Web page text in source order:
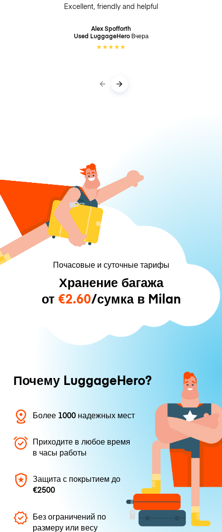
Excellent, friendly and helpful
Alex Spofforth
Used LuggageHero Вчера
★★★★★
Почасовые и суточные тарифы
Хранение багажа
от €2.60/сумка в Milan
Почему LuggageHero?
Более 1000 надежных мест
Приходите в любое время
в часы работы
Защита с покрытием до
€2500
Без ограничений по
размеру или весу